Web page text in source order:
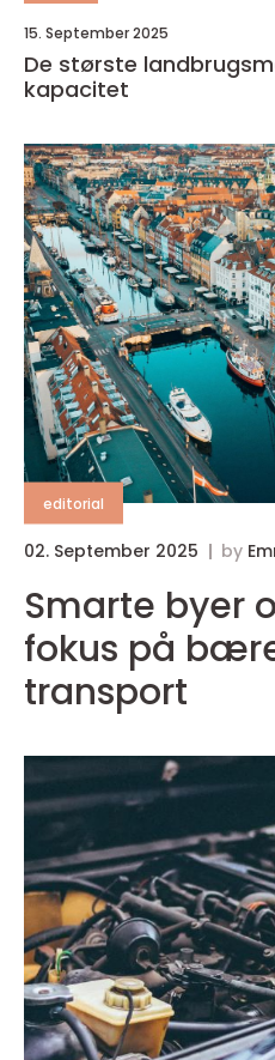
15. September 2025
De største
kapacitet
editorial
02. September 2025 by
Smarte byer
fokus på
transport